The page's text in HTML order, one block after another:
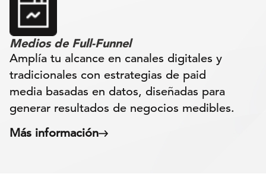
Medios de Full-Funnel
Amplía tu alcance en canales digitales y
tradicionales con estrategias de paid
media basadas en datos, diseñadas para
generar resultados de negocios medibles.
Más información